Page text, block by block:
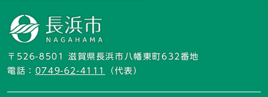
〒526-8501 滋賀県長浜市八幡東町632番地
電話： 0749-62-4111 （代表）